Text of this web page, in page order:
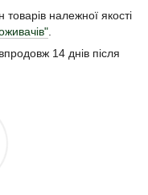
належної якості
14 днів після